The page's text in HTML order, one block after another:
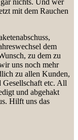
nichts. Und wer
mit dem Rauchen
dem
zu dem zu
uns noch mehr
zu allen Kunden,
etc. All
und abgehakt
Hilft uns das